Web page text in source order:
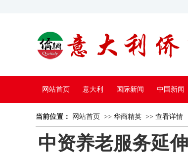
网站首页 意大利 国际新闻 中国新闻
中国电视
当前位置： 网站首页 >> 华商精英 >> 查看详情
中资养老服务延